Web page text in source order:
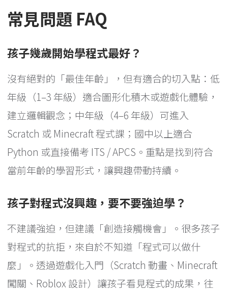
常見問題 FAQ
孩子幾歲開始學程式最好？
沒有絕對的「最佳年齡」，但有適合的切入點：低
年級（1–3 年級）適合圖形化積木或遊戲化體驗，
建立邏輯觀念；中年級（4–6 年級）可進入
Scratch 或 Minecraft 程式課；國中以上適合
Python 或直接備考 ITS / APCS。重點是找到符合
當前年齡的學習形式，讓興趣帶動持續。
孩子對程式沒興趣，要不要強迫學？
不建議強迫，但建議「創造接觸機會」。很多孩子
對程式的抗拒，來自於不知道「程式可以做什
麼」。透過遊戲化入門（Scratch 動畫、Minecraft
闖關、Roblox 設計）讓孩子看見程式的成果，往